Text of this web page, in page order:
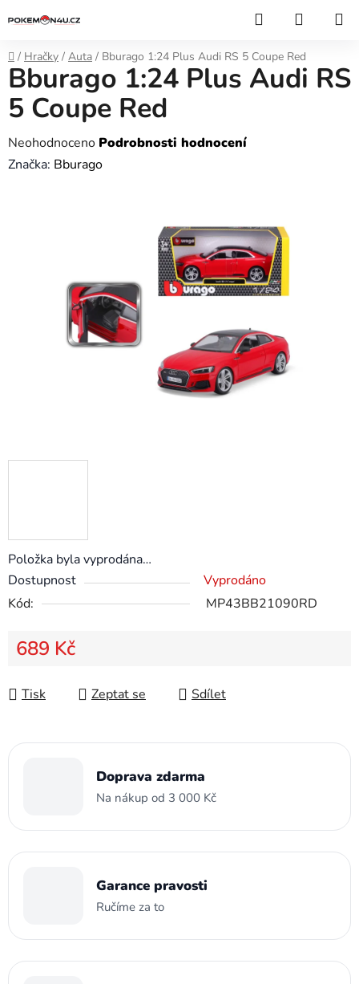
na
Hledat
Domů
/ Hračky / Auta / Bburago 1:24 Plus Audi RS 5 Coupe Red
Položka byla vyprodána…
Dostupnost
Vyprodáno
Kód:
MP43BB21090RD
689 Kč
Tisk
Zeptat se Sdílet
Bburago 1:24 Plus Audi RS
5 Coupe Red
Průměrné
hodnocení
Neohodnoceno Podrobnosti hodnocení
Značka: Bburago
Doprava zdarma
Na nákup od 3 000 Kč
Garance pravosti
Ručíme za to